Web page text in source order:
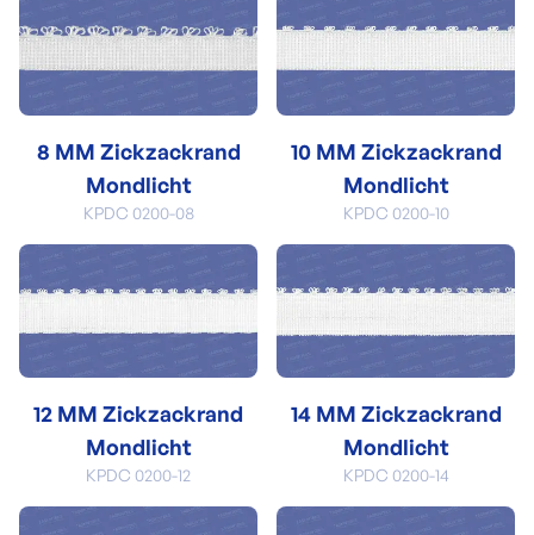
8 MM Zickzackrand
Mondlicht
KPDC 0200-08
10 MM Zickzackrand
Mondlicht
KPDC 0200-10
12 MM Zickzackrand
Mondlicht
KPDC 0200-12
14 MM Zickzackrand
Mondlicht
KPDC 0200-14